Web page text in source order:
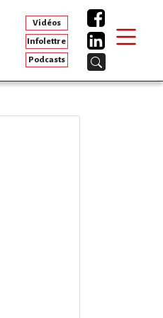
Vidéos
Infolettre
Podcasts